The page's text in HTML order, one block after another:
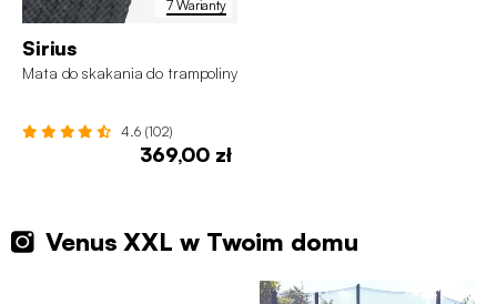
7 Warianty
Sirius
Mata do skakania do trampoliny
4.6 (102)
369,00 zł
Venus XXL w Twoim domu